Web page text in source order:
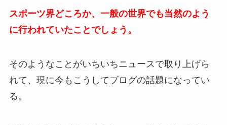
スポーツ界どころか、一般の世界でも当然のよう
に行われていたことでしょう。
そのようなことがいちいちニュースで取り上げら
れて、現に今もこうしてブログの話題になってい
る。